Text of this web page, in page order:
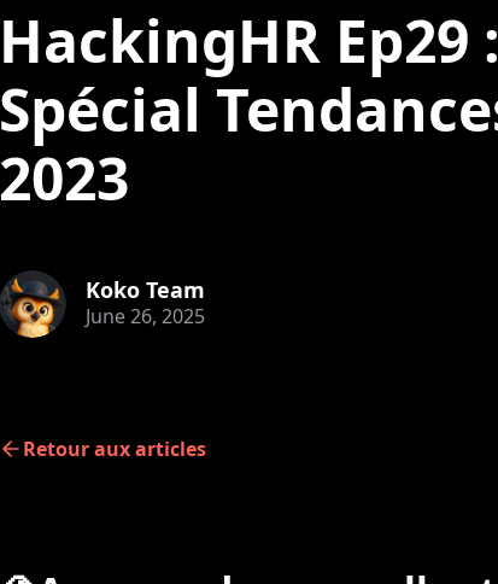
HackingHR Ep29
Spécial
2023
Koko Team
June 26, 2025
Retour aux articles